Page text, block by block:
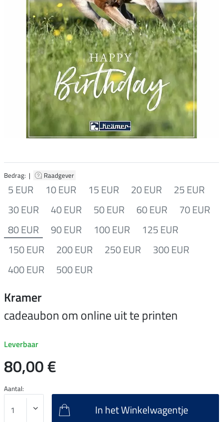
Bedrag: | Raadgever
5 EUR 10 EUR 15 EUR 20 EUR
25 EUR
30 EUR
40 EUR 50 EUR 60 EUR
70 EUR
80 EUR
90 EUR 100 EUR
125 EUR
150 EUR
200 EUR 250 EUR
300 EUR
400 EUR
500 EUR
Kramer
cadeaubon om online uit te printen
Leverbaar
80,00 €
Aantal:
In het Winkelwagentje